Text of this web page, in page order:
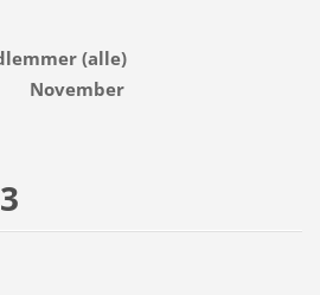
medlemmer (alle)